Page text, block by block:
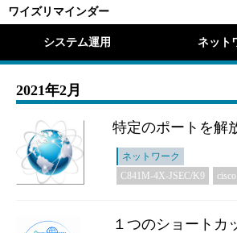
ワイズリマインダー
システム運用 ネット
2021年2月
特定のポートを解
ネットワーク
C841M-4X-JSEC/K9 cisco
１つのショートカ